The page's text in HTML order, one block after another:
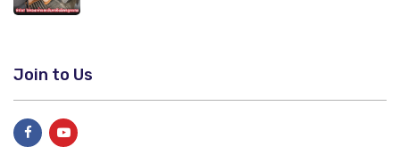
Join to Us